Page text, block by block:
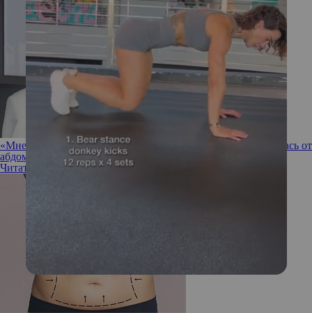
«Мне не нужно быть идеальной»: Анна Хилькевич отказалась от
абдоминопластики
Читать полностью